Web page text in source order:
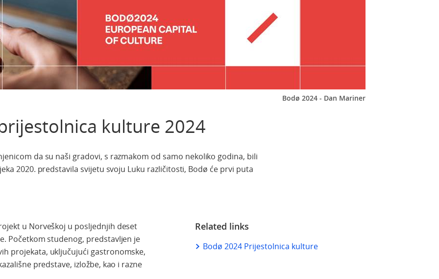
Bodø 2024 - Dan Mariner
kulture 2024
da su naši gradovi, s razmakom od samo nekoliko godina, bili
2020. predstavila svijetu svoju Luku različitosti, Bodø će prvi puta
u Norveškoj u posljednjih deset
Početkom studenog, predstavljen je
projekata, uključujući gastronomske,
predstave, izložbe, kao i razne
Related links
Bodø 2024 Prijestolnica kulture